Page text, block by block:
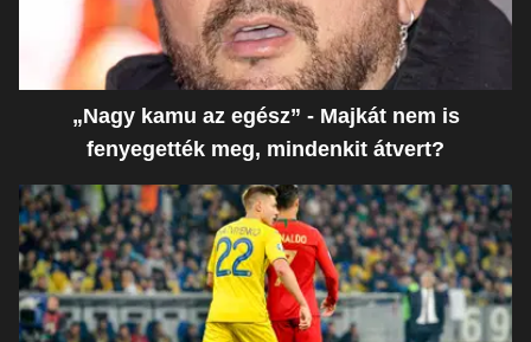
„Nagy kamu az egész” - Majkát nem is
fenyegették meg, mindenkit átvert?